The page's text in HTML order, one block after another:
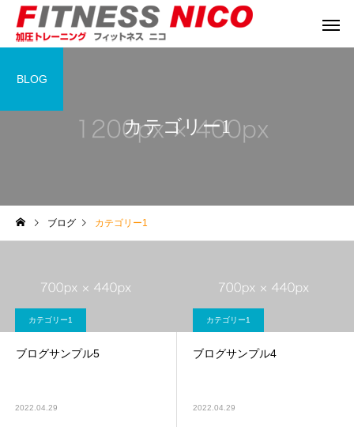
カテゴリー1
BLOG
ブログ カテゴリー1
カテゴリー1
ブログサンプル5
2022.04.29
カテゴリー1
ブログサンプル4
2022.04.29